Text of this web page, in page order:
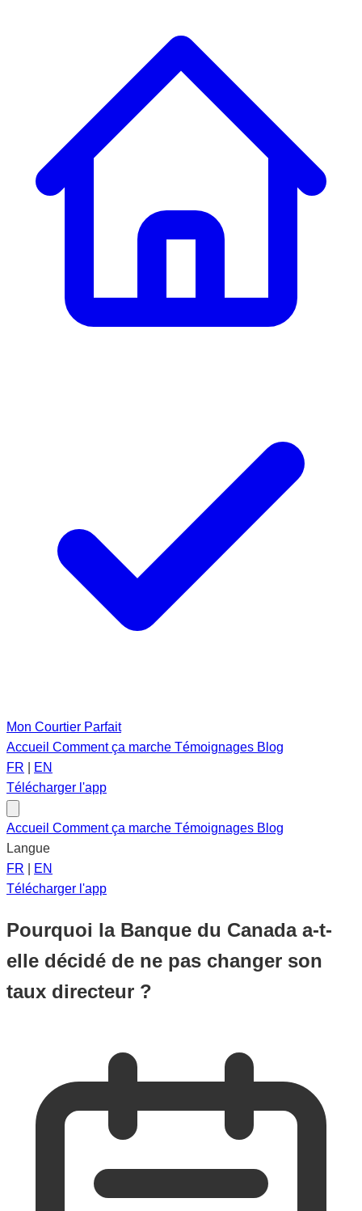
Mon Courtier Parfait
Accueil Comment ça marche Témoignages Blog
FR
EN
Télécharger l'app
Accueil Comment ça marche Témoignages Blog
Langue
FR
EN
Télécharger l'app
Pourquoi la Banque du Canada a-t-
elle décidé de ne pas changer son
taux directeur ?